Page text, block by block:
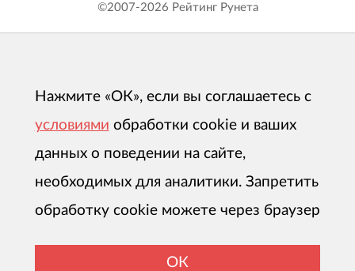
©2007-2026 Рейтинг Рунета
Нажмите «ОК», если вы соглашаетесь с
условиями обработки cookie и ваших
данных о поведении на сайте,
необходимых для аналитики. Запретить
обработку cookie можете через браузер
ОК